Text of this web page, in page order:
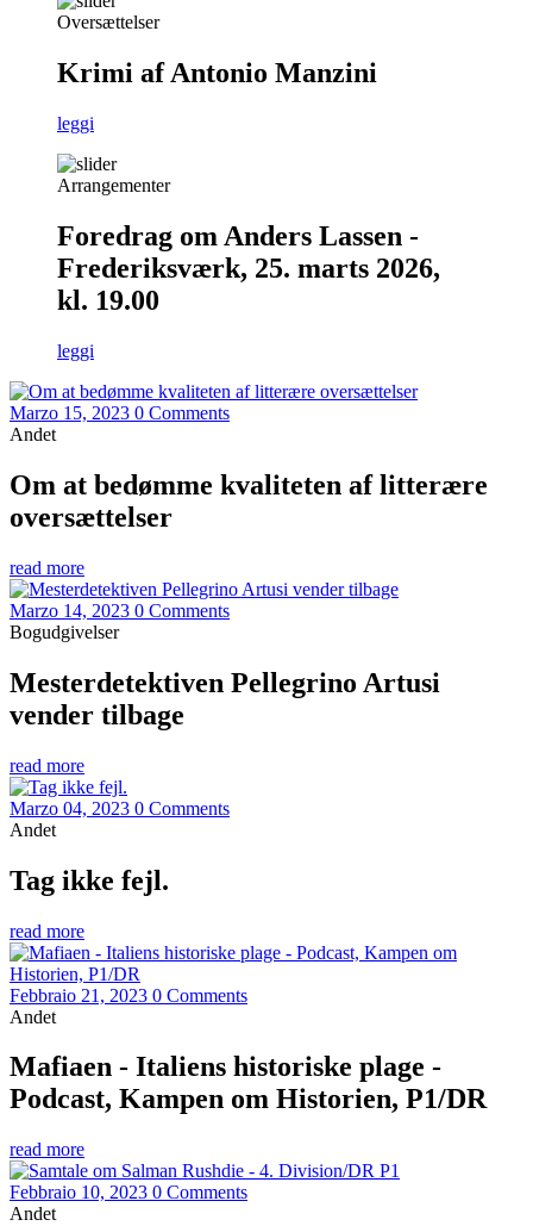
Oversættelser
Krimi af Antonio Manzini
leggi
Arrangementer
Foredrag om Anders Lassen -
Frederiksværk, 25. marts 2026,
kl. 19.00
leggi
Marzo 15, 2023 0 Comments
Andet
Om at bedømme kvaliteten af litterære
oversættelser
read more
Marzo 14, 2023 0 Comments
Bogudgivelser
Mesterdetektiven Pellegrino Artusi
vender tilbage
read more
Marzo 04, 2023 0 Comments
Andet
Tag ikke fejl.
read more
Febbraio 21, 2023 0 Comments
Andet
Mafiaen - Italiens historiske plage -
Podcast, Kampen om Historien, P1/DR
read more
Febbraio 10, 2023 0 Comments
Andet